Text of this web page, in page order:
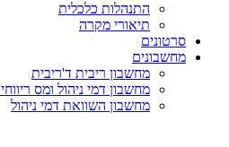
התנהלות כלכלית
תיאורי מקרה
סרטונים
מחשבונים
מחשבון ריבית ד'ריבית
מחשבון דמי ניהול ומס
מחשבון השוואת דמי ניהול